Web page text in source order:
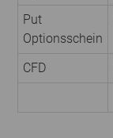
Put
Optionsschein
CFD